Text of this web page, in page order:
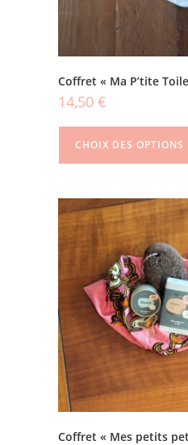
Coffret « Ma P’tite
14,50 €
CHOIX DES OPTIONS
Coffret « Mes petits